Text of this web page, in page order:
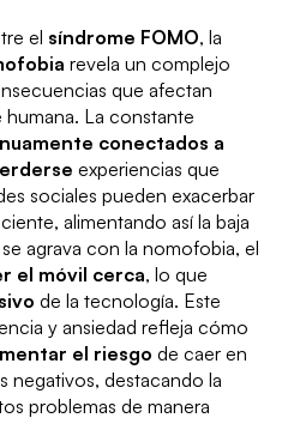
el síndrome FOMO, la
revela un complejo
que afectan
La constante
conectados a
experiencias que
sociales pueden exacerbar
alimentando así la baja
agrava con la nomofobia, el
el móvil cerca, lo que
de la tecnología. Este
y ansiedad refleja cómo
el riesgo de caer en
negativos, destacando la
problemas de manera